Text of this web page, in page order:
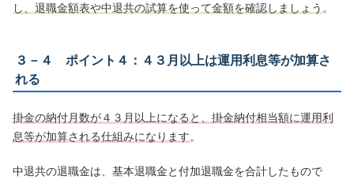
し、退職金額表や中退共の試算を使って金額を確認しましょう 。
３－４ ポイント４：４３月以上は運用利息等が加算さ
れる
掛金の納付月数が４３月以上になると、掛金納付相当額に運用利
息等が加算される仕組みになります。
中退共の退職金は、基本退職金と付加退職金を合計したもので